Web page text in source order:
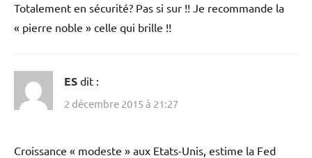
Totalement en sécurité? Pas si sur !! Je recommande la
« pierre noble » celle qui brille !!
ES dit :
2 décembre 2015 à 21:27
Croissance « modeste » aux Etats-Unis, estime la Fed